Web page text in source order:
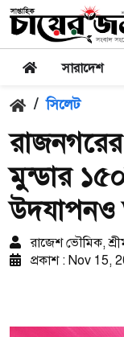
সারাদেশ
/ সিলেট
মুন্ডার
রাজেশ ভৌমিক,
প্রকাশ : Nov 15,